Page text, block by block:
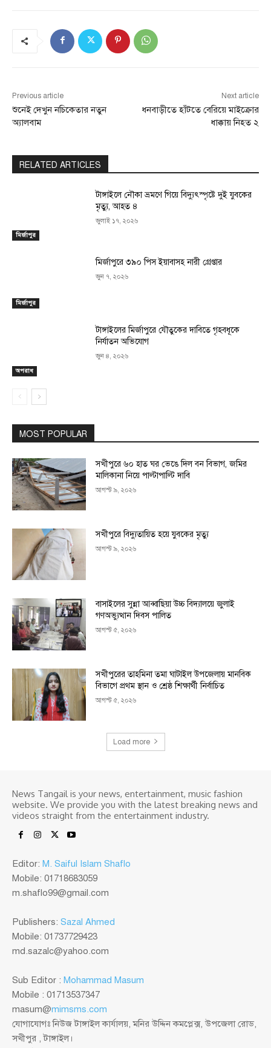
Previous article
শুনেই দেখুন নচিকেতার নতুন
অ্যালবাম
Next article
ধনবাড়ীতে হাঁটতে বেরিয়ে মাইক্রোর
ধাক্কায় নিহত ২
RELATED ARTICLES
মির্জাপুর
টাঙ্গাইলে নৌকা ভ্রমণে গিয়ে বিদ্যুৎস্পৃষ্টে দুই যুবকের
মৃত্যু, আহত ৪
জুলাই ১৭, ২০২৬
মির্জাপুর
মির্জাপুরে ৩৯০ পিস ইয়াবাসহ নারী গ্রেপ্তার
জুন ৭, ২০২৬
অপরাধ
টাঙ্গাইলের মির্জাপুরে যৌতুকের দাবিতে গৃহবধূকে
নির্যাতন অভিযোগ
জুন ৪, ২০২৬
MOST POPULAR
সখীপুরে ৬০ হাত ঘর ভেঙে দিল বন বিভাগ, জমির
মালিকানা নিয়ে পাল্টাপাল্টি দাবি
আগস্ট ৯, ২০২৬
সখীপুরে বিদ্যুতায়িত হয়ে যুবকের মৃত্যু
আগস্ট ৯, ২০২৬
বাসাইলের সুন্না আব্বাছিয়া উচ্চ বিদ্যালয়ে জুলাই
গণঅভ্যুত্থান দিবস পালিত
আগস্ট ৫, ২০২৬
সখীপুরের তাহমিনা তমা ঘাটাইল উপজেলায় মানবিক
বিভাগে প্রথম স্থান ও শ্রেষ্ঠ শিক্ষার্থী নির্বাচিত
আগস্ট ৫, ২০২৬
Load more
News Tangail is your news, entertainment, music fashion
website. We provide you with the latest breaking news and
videos straight from the entertainment industry.
Editor: M. Saiful Islam Shaflo
Mobile: 01718683059
m.shaflo99@gmail.com
Publishers: Sazal Ahmed
Mobile: 01737729423
md.sazalc@yahoo.com
Sub Editor : Mohammad Masum
Mobile : 01713537347
masum@mimsms.com
যোগাযোগঃ নিউজ টাঙ্গাইল কার্যালয়, মনির উদ্দিন কমপ্লেক্স, উপজেলা রোড,
সখীপুর , টাঙ্গাইল।